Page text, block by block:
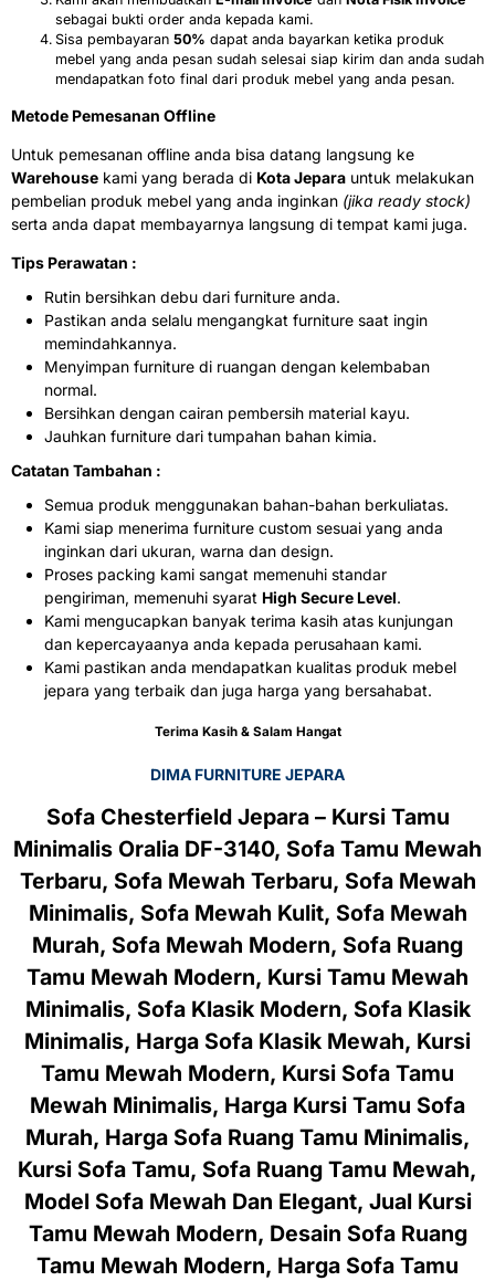
sebagai bukti order anda kepada kami.
Sisa pembayaran 50% dapat anda bayarkan ketika produk
mebel yang anda pesan sudah selesai siap kirim dan anda sudah
mendapatkan foto final dari produk mebel yang anda pesan.
Metode Pemesanan Offline
Untuk pemesanan offline anda bisa datang langsung ke
Warehouse kami yang berada di Kota Jepara untuk melakukan
pembelian produk mebel yang anda inginkan (jika ready stock)
serta anda dapat membayarnya langsung di tempat kami juga.
Tips Perawatan :
Rutin bersihkan debu dari furniture anda.
Pastikan anda selalu mengangkat furniture saat ingin
memindahkannya.
Menyimpan furniture di ruangan dengan kelembaban
normal.
Bersihkan dengan cairan pembersih material kayu.
Jauhkan furniture dari tumpahan bahan kimia.
Catatan Tambahan :
Semua produk menggunakan bahan-bahan berkuliatas.
Kami siap menerima furniture custom sesuai yang anda
inginkan dari ukuran, warna dan design.
Proses packing kami sangat memenuhi standar
pengiriman, memenuhi syarat High Secure Level.
Kami mengucapkan banyak terima kasih atas kunjungan
dan kepercayaanya anda kepada perusahaan kami.
Kami pastikan anda mendapatkan kualitas produk mebel
jepara yang terbaik dan juga harga yang bersahabat.
Terima Kasih & Salam Hangat
DIMA FURNITURE JEPARA
Sofa Chesterfield Jepara – Kursi Tamu
Minimalis Oralia DF-3140, Sofa Tamu Mewah
Terbaru, Sofa Mewah Terbaru, Sofa Mewah
Minimalis, Sofa Mewah Kulit, Sofa Mewah
Murah, Sofa Mewah Modern, Sofa Ruang
Tamu Mewah Modern, Kursi Tamu Mewah
Minimalis, Sofa Klasik Modern, Sofa Klasik
Minimalis, Harga Sofa Klasik Mewah, Kursi
Tamu Mewah Modern, Kursi Sofa Tamu
Mewah Minimalis, Harga Kursi Tamu Sofa
Murah, Harga Sofa Ruang Tamu Minimalis,
Kursi Sofa Tamu, Sofa Ruang Tamu Mewah,
Model Sofa Mewah Dan Elegant, Jual Kursi
Tamu Mewah Modern, Desain Sofa Ruang
Tamu Mewah Modern, Harga Sofa Tamu